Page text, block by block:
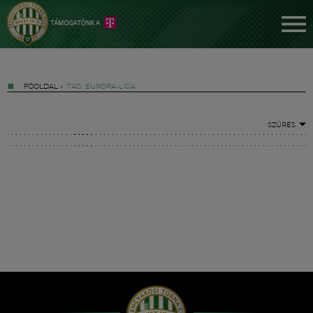
FŐOLDAL » TAG: EURÓPA-LIGA
SZŰRÉS
Hírek